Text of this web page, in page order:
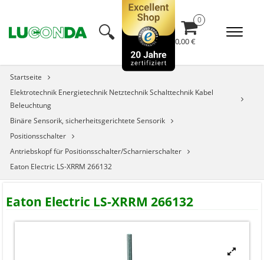
🔍︎ 0,00 €
Startseite
Elektrotechnik Energietechnik Netztechnik Schalttechnik Kabel
Beleuchtung
Binäre Sensorik, sicherheitsgerichtete Sensorik
Positionsschalter
Antriebskopf für Positionsschalter/Scharnierschalter
Eaton Electric LS-XRRM 266132
Eaton Electric LS-XRRM 266132

